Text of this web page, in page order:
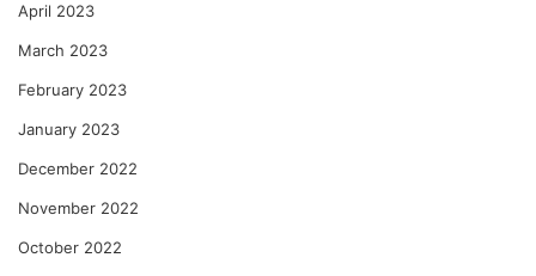
April 2023
March 2023
February 2023
January 2023
December 2022
November 2022
October 2022